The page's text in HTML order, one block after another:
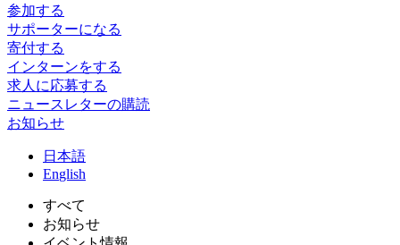
参加する
サポーターになる
寄付する
インターンをする
求人に応募する
ニュースレターの購読
お知らせ
日 本語
English
すべて
お知らせ